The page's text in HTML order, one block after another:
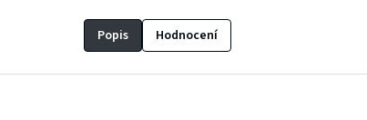
Popis Hodnocení